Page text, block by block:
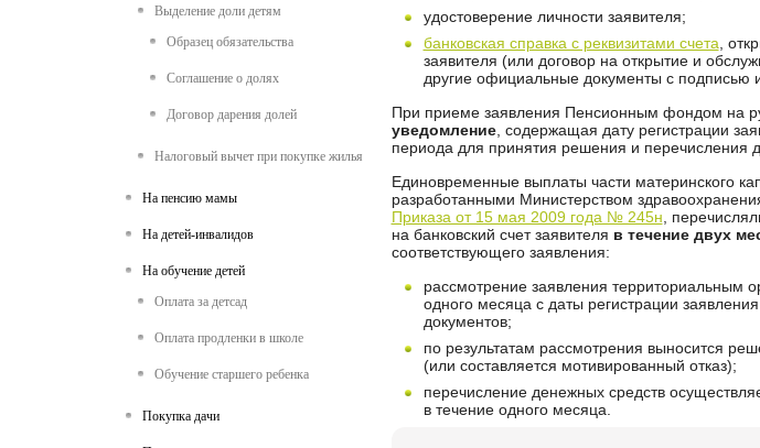
Выделение доли детям
Образец обязательства
Соглашение о долях
Договор дарения долей
Налоговый вычет при покупке жилья
На пенсию мамы
На детей-инвалидов
На обучение детей
Оплата за детсад
Оплата продленки в школе
Обучение старшего ребенка
Покупка дачи
удостоверение личности заявителя;
банковская справка с реквизитами счета ,
заявителя (или договор на открытие и
другие официальные документы с подписью
При приеме заявления Пенсионным фондом на
уведомление, содержащая дату регистрации
периода для принятия решения и перечисления
Единовременные выплаты части материнского
разработанными Министерством
Приказа от 15 мая 2009 года № 245н ,
на банковский счет заявителя в течение двух
соответствующего заявления:
рассмотрение заявления территориальным
одного месяца с даты регистрации
документов;
по результатам рассмотрения выносится
(или составляется мотивированный отказ);
перечисление денежных средств
в течение одного месяца.